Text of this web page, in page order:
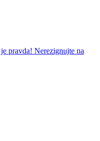
pravda! Nerezignujte na